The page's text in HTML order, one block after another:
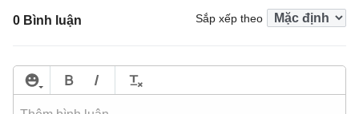
0 Bình luận Sắp xếp theo